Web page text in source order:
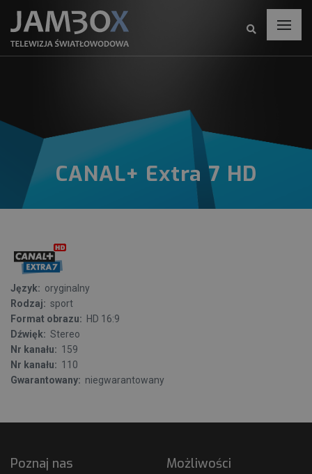
CANAL+ Extra 7 HD
Język: oryginalny
Rodzaj: sport
Format obrazu: HD 16:9
Dźwięk: Stereo
Nr kanału: 159
Nr kanału: 110
Gwarantowany: niegwarantowany
Poznaj nas Możliwości